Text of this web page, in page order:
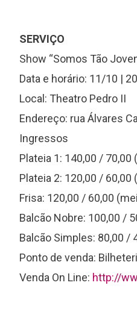
SERVIÇO
Show “Somos Tão
Data e horário: 11/10 |
Local: Theatro Pedro II
Endereço: rua Álvares
Ingressos
Plateia 1: 140,00 / 70,00
Plateia 2: 120,00 / 60,00
Frisa: 120,00 / 60,00
Balcão Nobre: 100,00 /
Balcão Simples: 80,00 /
Ponto de venda:
Venda On Line: http://